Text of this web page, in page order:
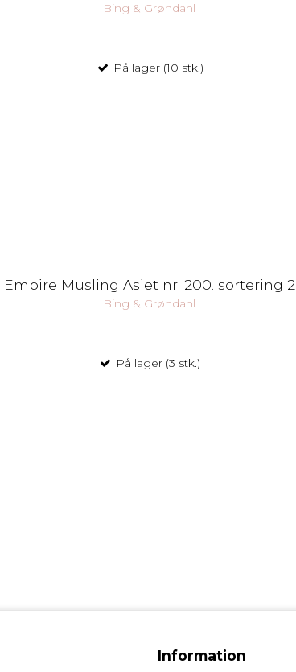
Bing & Grøndahl
På lager (10 stk.)
Empire Musling Asiet nr. 200. sortering 2
Bing & Grøndahl
På lager (3 stk.)
Information